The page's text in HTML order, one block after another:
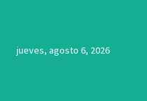
jueves, agosto 6, 2026